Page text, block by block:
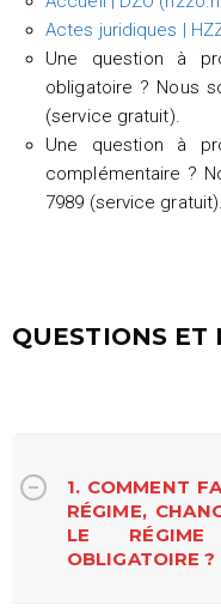
Actes juridiques |
Une question à
obligatoire ? Nous
(service gratuit).
Une question à
complémentaire ?
7989 (service gratuit).
QUESTIONS ET
1. COMMENT
RÉGIME,
LE RÉGIME
OBLIGATOIRE ?